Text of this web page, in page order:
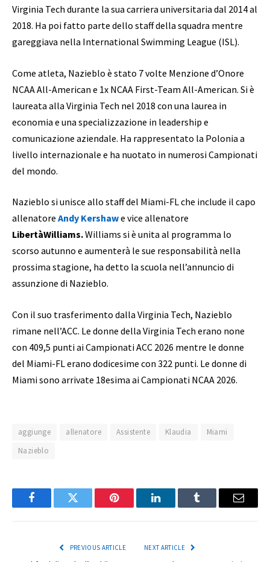
Virginia Tech durante la sua carriera universitaria dal 2014 al
2018. Ha poi fatto parte dello staff della squadra mentre
gareggiava nella International Swimming League (ISL).
Come atleta, Nazieblo è stato 7 volte Menzione d’Onore
NCAA All-American e 1x NCAA First-Team All-American. Si è
laureata alla Virginia Tech nel 2018 con una laurea in
economia e una specializzazione in leadership e
comunicazione aziendale. Ha rappresentato la Polonia a
livello internazionale e ha nuotato in numerosi Campionati
del mondo.
Nazieblo si unisce allo staff del Miami-FL che include il capo
allenatore Andy Kershawe vice allenatore
LibertàWilliams.Williams si è unita al programma lo
scorso autunno e aumenterà le sue responsabilità nella
prossima stagione, ha detto la scuola nell’annuncio di
assunzione di Nazieblo.
Con il suo trasferimento dalla Virginia Tech, Nazieblo
rimane nell’ACC. Le donne della Virginia Tech erano none
con 409,5 punti ai Campionati ACC 2026 mentre le donne
del Miami-FL erano dodicesime con 322 punti. Le donne di
Miami sono arrivate 18esima ai Campionati NCAA 2026.
aggiunge allenatore Assistente Klaudia
Miami
Nazieblo
FacebookTwitter Pinterest LinkedInTumblr Email
PREVIOUS ARTICLE NEXT ARTICLE